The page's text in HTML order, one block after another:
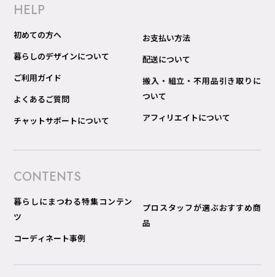
HELP
初めての方へ
暮らしのデザインについて
ご利用ガイド
よくあるご質問
チャットサポートについて
お支払い方法
配送について
搬入・組立・不用品引き取りに
ついて
アフィリエイトについて
CONTENTS
暮らしにまつわる特集コンテン
ツ
コーディネート事例
プロスタッフが選ぶおすすめ商
品